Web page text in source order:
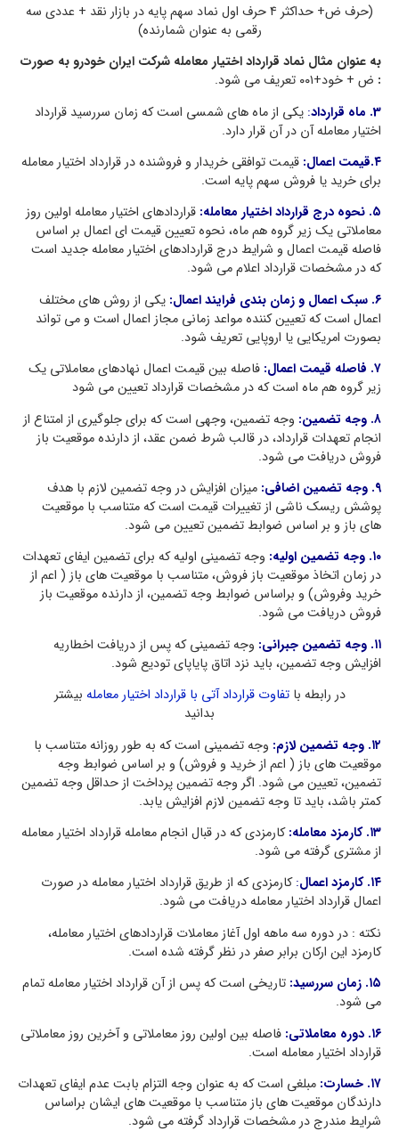
(حرف ض+ حداکثر ۴ حرف اول نماد سهم پایه در بازار نقد + عددی سه
رقمی به عنوان شمارنده)
به عنوان مثال نماد قرارداد اختیار معامله شرکت ایران خودرو به صورت
: ض + خود+۰۰۱ تعریف می شود.
3. ماه قرارداد
: یکی از ماه های شمسی است که زمان سررسید قرارداد
اختیار معامله آن در آن قرار دارد.
۴.قیمت اعمال:
قیمت توافقی خریدار و فروشنده در قرارداد اختیار معامله
برای خرید یا فروش سهم پایه است.
۵. نحوه درج قرارداد اختیار معامله:
قراردادهای اختیار معامله اولین روز
معاملاتی یک زیر گروه هم ماه، نحوه تعیین قیمت ای اعمال بر اساس
فاصله قیمت اعمال و شرایط درج قراردادهای اختیار معامله جدید است
که در مشخصات قرارداد اعلام می شود.
۶. سبک اعمال و زمان بندی فرایند اعمال:
یکی از روش های مختلف
اعمال است که تعیین کننده مواعد زمانی مجاز اعمال است و می تواند
بصورت امریکایی یا اروپایی تعریف شود.
۷. فاصله قیمت اعمال:
فاصله بین قیمت اعمال نهادهای معاملاتی یک
زیر گروه هم ماه است که در مشخصات قرارداد تعیین می شود
۸. وجه تضمین:
وجه تضمین، وجهی است که برای جلوگیری از امتناع از
انجام تعهدات قرارداد، در قالب شرط ضمن عقد، از دارنده موقعیت باز
فروش دریافت می شود.
۹. وجه تضمین اضافی
: میزان افزایش در وجه تضمین لازم با هدف
پوشش ریسک ناشی از تغییرات قیمت است که متناسب با موقعیت
های باز و بر اساس ضوابط تضمین تعیین می شود.
۱۰. وجه تضمین اولیه:
وجه تضمینی اولیه که برای تضمین ایفای تعهدات
در زمان اتخاذ موقعیت باز فروش، متناسب با موقعیت های باز ( اعم از
خرید وفروش) و براساس ضوابط وجه تضمین، از دارنده موقعیت باز
فروش دریافت می شود.
۱۱. وجه تضمین جبرانی:
وجه تضمینی که پس از دریافت اخطاریه
افزایش وجه تضمین، باید نزد اتاق پایاپای تودیع شود.
در رابطه باتفاوت قرارداد آتی با قرارداد اختیار معامله بیشتر
بدانید
۱۲. وجه تضمین لازم:
وجه تضمینی است که به طور روزانه متناسب با
موقعیت های باز ( اعم از خرید و فروش) و بر اساس ضوابط وجه
تضمین، تعیین می شود. اگر وجه تضمین پرداخت از حداقل وجه تضمین
کمتر باشد، باید تا وجه تضمین لازم افزایش یابد.
۱۳. کارمزد معامله:
کارمزدی که در قبال انجام معامله قرارداد اختیار معامله
از مشتری گرفته می شود.
۱۴. کارمزد اعمال
:کارمزدی که از طریق قرارداد اختیار معامله در صورت
اعمال قرارداد اختیار معامله دریافت می شود.
نکته : در دوره سه ماهه اول آغاز معاملات قراردادهای اختیار معامله،
کارمزد این ارکان برابر صفر در نظر گرفته شده است.
۱۵. زمان سررسید:
تاریخی است که پس از آن قرارداد اختیار معامله تمام
می شود.
۱۶. دوره معاملاتی:
فاصله بین اولین روز معاملاتی و آخرین روز معاملاتی
قرارداد اختیار معامله است.
۱۷. خسارت:
مبلغی است که به عنوان وجه التزام بابت عدم ایفای تعهدات
دارندگان موقعیت های باز متناسب با موقعیت های ایشان براساس
شرایط مندرج در مشخصات قرارداد گرفته می شود.